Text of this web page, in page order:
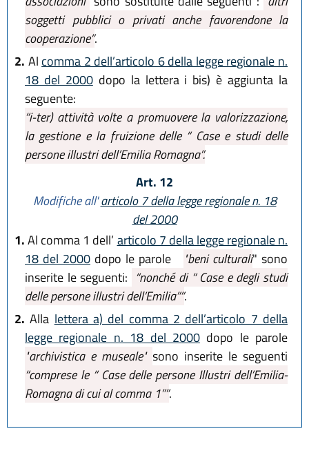
soggetti pubblici o privati anche favorendone la
cooperazione”.
2. Al comma 2 dell’articolo 6 della legge regionale n.
18 del 2000dopo la lettera i bis) è aggiunta la
seguente:
“i-ter) attività volte a promuovere la valorizzazione,
la gestione e la fruizione delle “ Case e studi delle
persone illustri dell’Emilia Romagna”.
Art. 12
Modifiche all'articolo 7 della legge regionale n. 18
del 2000
1.Al comma 1 dell’ articolo 7 della legge regionale n.
18 del 2000 dopo le parole "beni culturali" sono
inserite le seguenti: “nonché di “ Case e degli studi
delle persone illustri dell’Emilia””.
2. Alla lettera a) del comma 2 dell’articolo 7 della
legge regionale n. 18 del 2000dopo le parole
"archivistica e museale" sono inserite le seguenti
“comprese le “ Case delle persone Illustri dell’Emilia-
Romagna di cui al comma 1””.